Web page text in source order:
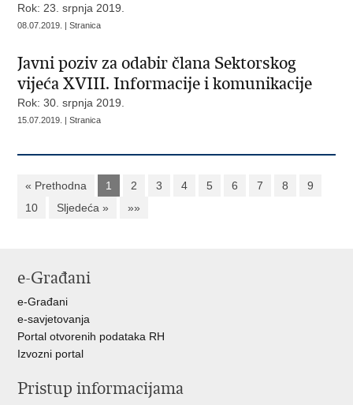
Rok: 23. srpnja 2019.
08.07.2019. | Stranica
Javni poziv za odabir člana Sektorskog
vijeća XVIII. Informacije i komunikacije
Rok: 30. srpnja 2019.
15.07.2019. | Stranica
« Prethodna 1 2 3 4 5 6 7 8
9
10
Sljedeća » »»
e-Građani
e-Građani
e-savjetovanja
Portal otvorenih podataka RH
Izvozni portal
Pristup informacijama